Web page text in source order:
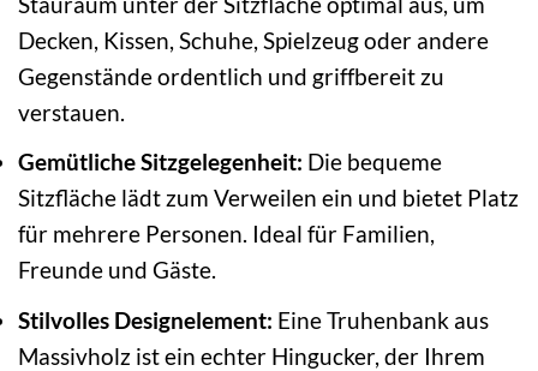
Decken, Kissen, Schuhe, Spielzeug oder andere
Gegenstände ordentlich und griffbereit zu
verstauen.
Gemütliche Sitzgelegenheit: Die bequeme
Sitzfläche lädt zum Verweilen ein und bietet Platz
für mehrere Personen. Ideal für Familien,
Freunde und Gäste.
Stilvolles Designelement: Eine Truhenbank aus
Massivholz ist ein echter Hingucker, der Ihrem